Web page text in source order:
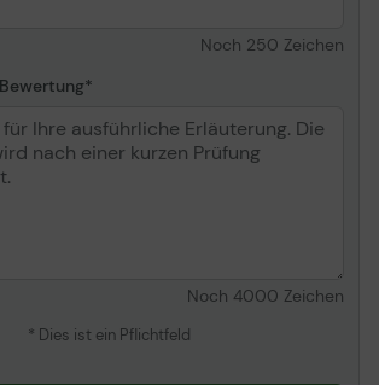
Noch 250 Zeichen
Noch 4000 Zeichen
* Dies ist ein Pflichtfeld